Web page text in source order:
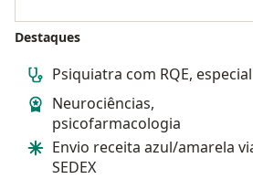
Destaques
Psiquiatra com RQE,
Neurociências,
psicofarmacologia
Envio receita azul/amarela
SEDEX